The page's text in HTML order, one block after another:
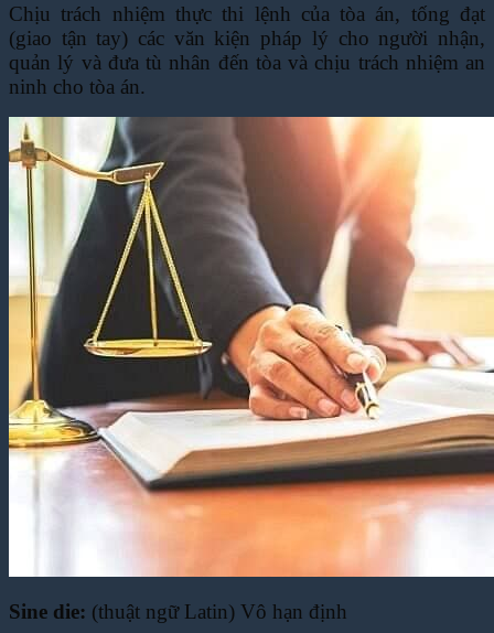
Chịu trách nhiệm thực thi lệnh của tòa án, tống đạt
(giao tận tay) các văn kiện pháp lý cho người nhận,
quản lý và đưa tù nhân đến tòa và chịu trách nhiệm an
ninh cho tòa án.
Sine die: (thuật ngữ Latin) Vô hạn định